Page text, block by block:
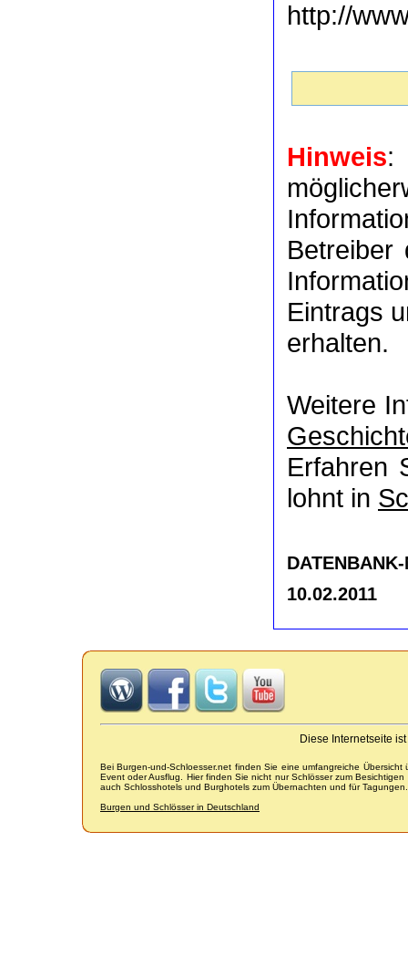
http://
Hinweis:
Eintrags
erhalten.
Weitere
Erfahren
lohnt in
10.02.2011
Diese Internetseite
Bei Burgen-und-Schloesser.net finden Sie eine umfangreiche
Event oder Ausflug. Hier finden Sie nicht nur Schlösser zum
auch Schlosshotels und Burghotels zum Übernachten und für Tagungen.
Burgen und Schlösser in Deutschland